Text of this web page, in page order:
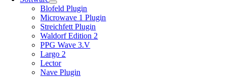
Blofeld Plugin
Microwave 1 Plugin
Streichfett Plugin
Waldorf Edition 2
PPG Wave 3.V
Largo 2
Lector
Nave Plugin